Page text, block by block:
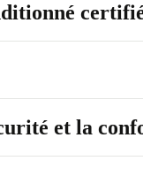
et la